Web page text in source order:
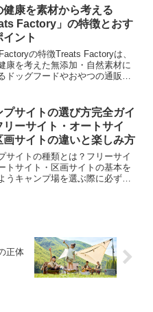
は静寂に包まれ、自然の音がよ
感じられる時間帯に...
健康を素材から考える
Factory」の特徴とおす
ント
の特徴Treats Factoryは、
康を考えた無添加・自然素材に
ドッグフードやおやつの通販専
主の想いに寄り添った商...
プサイトの選び方完全ガイ
リーサイト・オートサイ
画サイトの違いと楽しみ方
サイトの種類とは？フリーサイ
トサイト・区画サイトの基本を
うキャンプ場を選ぶ際に必ず目
正体